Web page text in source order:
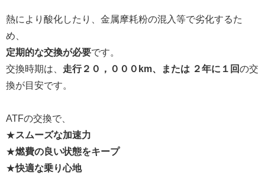
熱により酸化したり、金属摩耗粉の混入等で劣化するた
め、
定期的な交換が必要です。
交換時期は、 走行２０，０００km、または ２年に１回の交
換が目安です。
ATFの交換で、
★スムーズな加速力
★燃費の良い状態をキープ
★快適な乗り心地